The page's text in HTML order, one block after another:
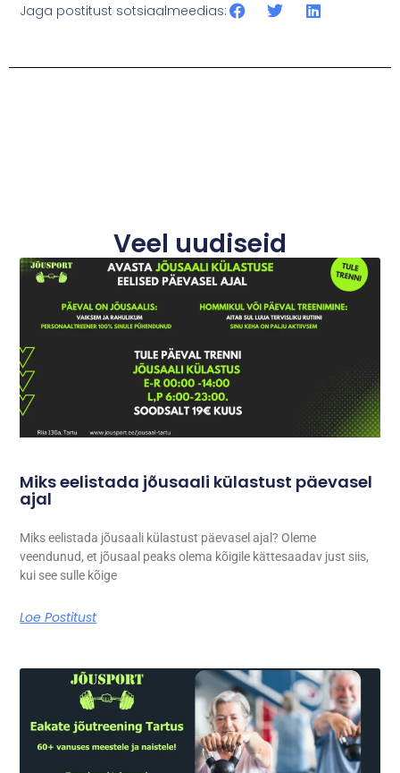
Jaga postitust sotsiaalmeedias:
Veel uudiseid
Miks eelistada jõusaali külastust päevasel
ajal
Miks eelistada jõusaali külastust päevasel ajal? Oleme
veendunud, et jõusaal peaks olema kõigile kättesaadav just siis,
kui see sulle kõige
Loe Postitust